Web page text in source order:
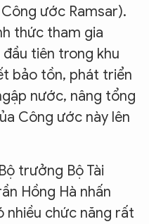
ước Ramsar).
thức tham gia
tiên trong khu
bảo tồn, phát triển
nước, nâng tổng
Công ước này lên
trưởng Bộ Tài
Hồng Hà nhấn
chức năng rất